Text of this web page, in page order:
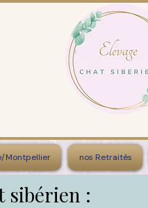
Montpellier nos Retraités
sibérien :